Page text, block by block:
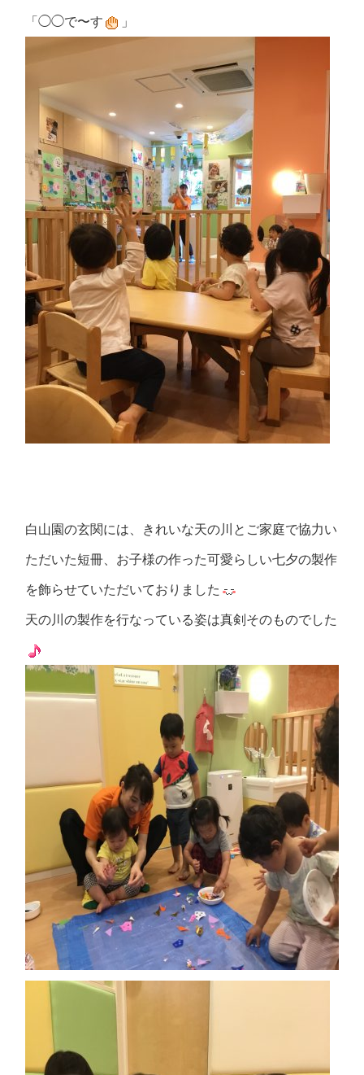
「◯◯で〜す 」
白山園の玄関には、きれいな天の川とご家庭で協力い
ただいた短冊、お子様の作った可愛らしい七夕の製作
を飾らせていただいておりました
天の川の製作を行なっている姿は真剣そのものでした